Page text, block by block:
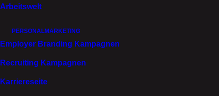
Arbeitswelt
PERSONALMARKETING
Employer Branding Kampagnen
Recruiting Kampagnen
Karriereseite
Branche
Elektronik